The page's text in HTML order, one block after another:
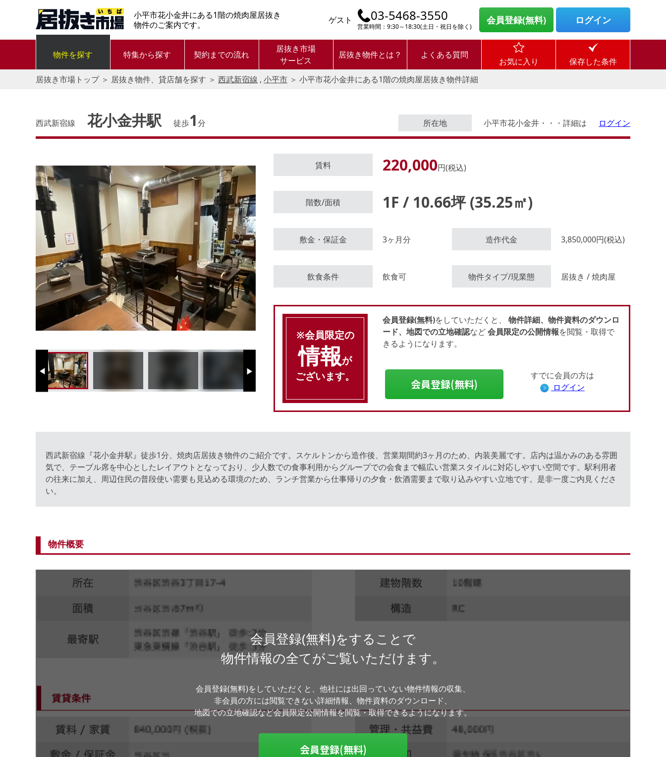
小平市花小金井にある1階の焼肉屋居抜き
物件のご案内です。
ゲスト 03-5468-3550
営業時間：9:30～18:30(土日・祝日を除く)
会員登録(無料) ログイン
物件を探す 特集から探す 契約までの流れ
居抜き市場
サービス
居抜き物件とは？ よくある質問
お気に入り
保存した条件
居抜き市場トップ＞ 居抜き物件、貸店舗を探す ＞ 西武新宿線 , 小平市 ＞ 小平市花小金井にある1階の焼肉屋居抜き物件詳細
西武新宿線 花小金井駅 徒歩1分 所在地 小平市花小金井・・・詳細は ログイン
ログイン後に
物件情報の全てがご覧いただけます。
Previous Next
賃料 220,000円(税込)
階数/面積 1F / 10.66坪 (35.25㎡)
敷金・保証金 3ヶ月分 造作代金 3,850,000円(税込)
飲食条件 飲食可 物件タイプ/現業態 居抜き / 焼肉屋
※会員限定の
情報が
ございます。
会員登録(無料)をしていただくと、物件詳細、物件資料のダウンロ
ード、地図での立地確認など会員限定の公開情報を閲覧・取得で
きるようになります。
会員登録(無料)
すでに会員の方は
ログイン
西武新宿線『花小金井駅』徒歩1分、焼肉店居抜き物件のご紹介です。スケルトンから造作後、営業期間約3ヶ月のため、内装美麗です。店内は温かみのある雰囲
気で、テーブル席を中心としたレイアウトとなっており、少人数での食事利用からグループでの会食まで幅広い営業スタイルに対応しやすい空間です。駅利用者
の往来に加え、周辺住民の普段使い需要も見込める環境のため、ランチ営業から仕事帰りの夕食・飲酒需要まで取り込みやすい立地です。是非一度ご内見くださ
い。
物件概要
会員登録(無料)をすることで
物件情報の全てがご覧いただけます。
会員登録(無料)をしていただくと、他社には出回っていない物件情報の収集、
非会員の方には閲覧できない詳細情報、物件資料のダウンロード、
地図での立地確認など会員限定公開情報を閲覧・取得できるようになります。
会員登録(無料)